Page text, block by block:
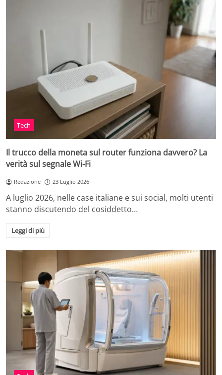
Tech
Il trucco della moneta sul router funziona davvero? La
verità sul segnale Wi-Fi
Redazione 23 Luglio 2026
A luglio 2026, nelle case italiane e sui social, molti utenti
stanno discutendo del cosiddetto…
Leggi di più